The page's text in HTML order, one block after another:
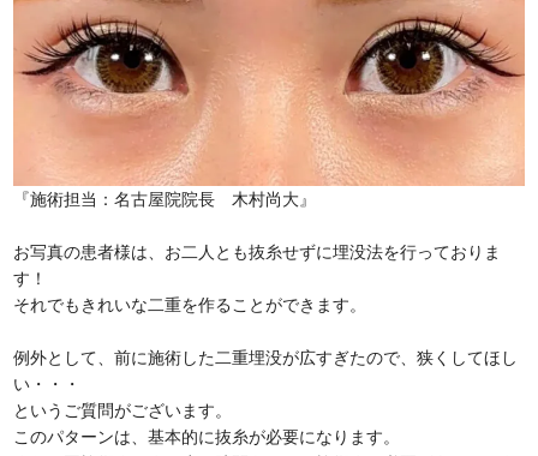
『施術担当：名古屋院院長 木村尚大』
お写真の患者様は、お二人とも抜糸せずに埋没法を行っておりま
す！
それでもきれいな二重を作ることができます。
例外として、前に施術した二重埋没が広すぎたので、狭くしてほし
い・・・
というご質問がございます。
このパターンは、基本的に抜糸が必要になります。